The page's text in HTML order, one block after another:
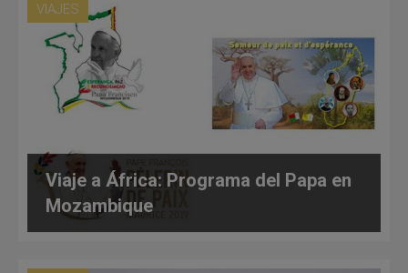
VIAJES
Viaje a África: Programa del Papa en
Mozambique